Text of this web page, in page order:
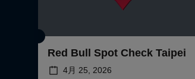
Red Bull Spot Check Taipei
4月 25, 2026